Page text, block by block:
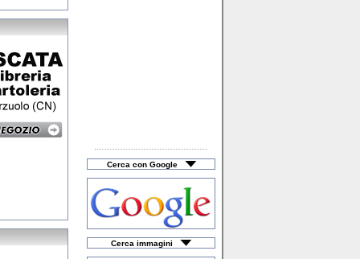
Cerca con Google
Cerca immagini